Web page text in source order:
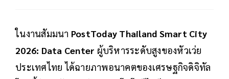
ในงานสัมมนา PostToday Thailand Smart City
2026: Data Center ผู้บริหารระดับสูงของหัวเว่ย
ประเทศไทย ได้ฉายภาพอนาคตของเศรษฐกิจดิจิทัล